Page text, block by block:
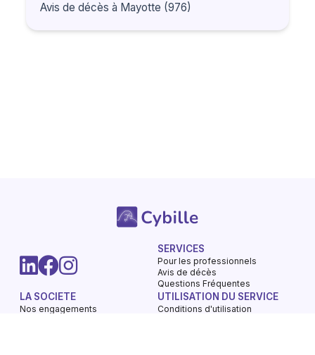
Avis de décès à Mayotte (976)
SERVICES
Pour les professionnels
Avis de décès
Questions Fréquentes
LA SOCIETE
Nos engagements
UTILISATION DU SERVICE
Conditions d'utilisation